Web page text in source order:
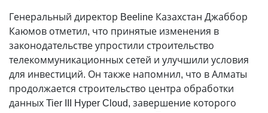
Генеральный директор Beeline Казахстан Джаббор
Каюмов отметил, что принятые изменения в
законодательстве упростили строительство
телекоммуникационных сетей и улучшили условия
для инвестиций. Он также напомнил, что в Алматы
продолжается строительство центра обработки
данных Tier III Hyper Cloud, завершение которого